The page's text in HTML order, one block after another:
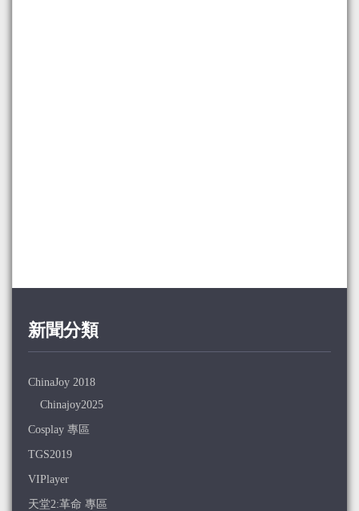
新聞分類
ChinaJoy 2018
Chinajoy2025
Cosplay 專區
TGS2019
VIPlayer
天堂2:革命 專區